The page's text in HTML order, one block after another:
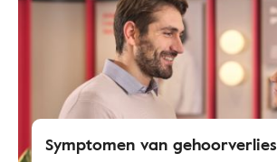
Symptomen van gehoorverlies